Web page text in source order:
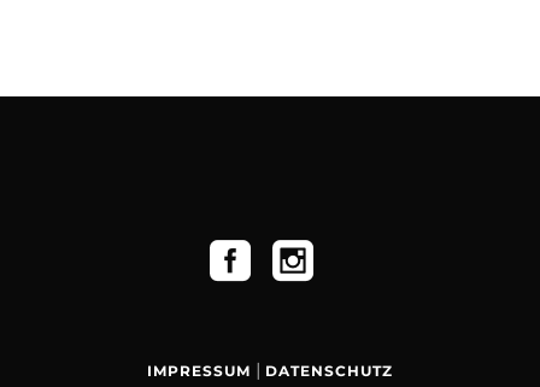
IMPRESSUM | DATENSCHUTZ